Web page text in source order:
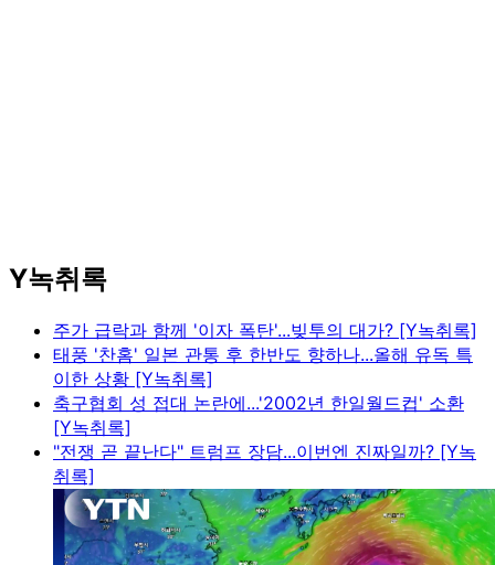
Y녹취록
주가 급락과 함께 '이자 폭탄'...빚투의 대가? [Y녹취록]
태풍 '찬홈' 일본 관통 후 한반도 향하나...올해 유독 특
이한 상황 [Y녹취록]
축구협회 성 접대 논란에...'2002년 한일월드컵' 소환
[Y녹취록]
"전쟁 곧 끝난다" 트럼프 장담...이번엔 진짜일까? [Y녹
취록]